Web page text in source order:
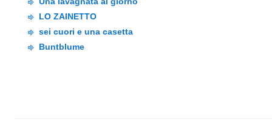
LO ZAINETTO
sei cuori e una casetta
Buntblume